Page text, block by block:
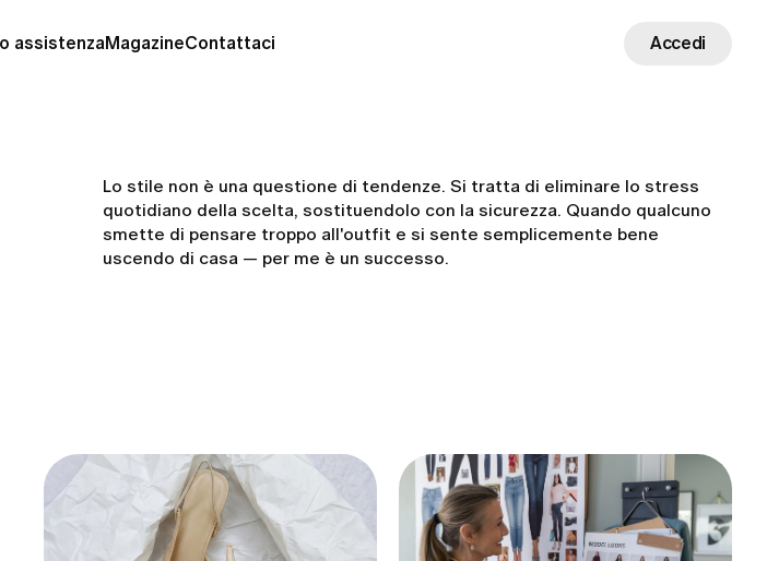
assistenzaMagazineContattaci Accedi
Lo stile non è una questione di tendenze. Si tratta di eliminare lo stress
quotidiano della scelta, sostituendolo con la sicurezza. Quando qualcuno
smette di pensare troppo all'outfit e si sente semplicemente bene
uscendo di casa — per me è un successo.